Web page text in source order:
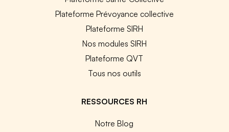
Plateforme Prévoyance collective
Plateforme SIRH
Nos modules SIRH
Plateforme QVT
Tous nos outils
RESSOURCES RH
Notre Blog